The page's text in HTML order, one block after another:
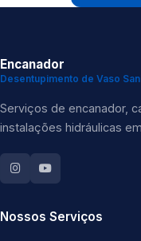
Encanador
Desentupimento de Vaso
Serviços de encanador,
instalações hidráulicas
Nossos Serviços